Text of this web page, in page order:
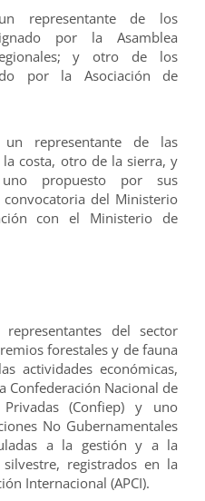
representante de los
por la Asamblea
y otro de los
por la Asociación de
un representante de las
costa, otro de la sierra, y
propuesto por sus
convocatoria del Ministerio
con el Ministerio de
del sector
forestales y de fauna
actividades económicas,
Confederación Nacional de
Privadas (Confiep) y uno
No Gubernamentales
a la gestión y a la
registrados en la
Internacional (APCI).